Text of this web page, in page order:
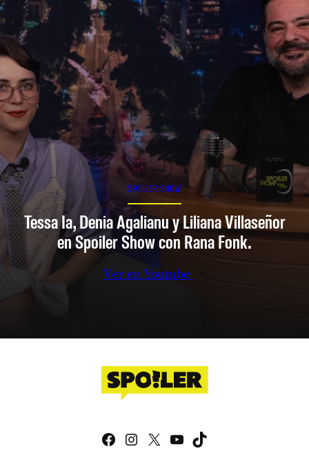
SPOILER SHOW
Tessa Ia, Denia Agalianu y Liliana Villaseñor
en Spoiler Show con Rana Fonk.
Ver en Youtube
Facebook
Instagram
X YouTube